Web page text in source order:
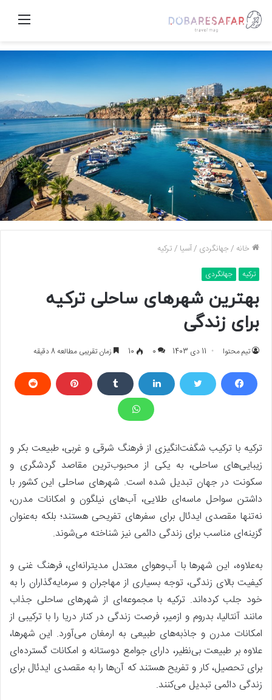
منو
خانه /جهانگردی /آسیا /ترکیه
ترکیه جهانگردی
بهترین شهرهای ساحلی ترکیه
برای زندگی
تیم محتوا 11 دی 1403 0
10 زمان تقریبی مطالعه 8 دقیقه
ترکیه با ترکیب شگفت‌انگیزی از فرهنگ شرقی و غربی، طبیعت بکر و
زیبایی‌های ساحلی، به یکی از محبوب‌ترین مقاصد گردشگری و
سکونت در جهان تبدیل شده است. شهرهای ساحلی این کشور با
داشتن سواحل ماسه‌ای طلایی، آب‌های نیلگون و امکانات مدرن،
نه‌تنها مقصدی ایدئال برای سفرهای تفریحی هستند؛ بلکه به‌عنوان
گزینه‌ای مناسب برای زندگی دائمی نیز شناخته می‌شوند.
به‌علاوه، این شهرها با آب‌وهوای معتدل مدیترانه‌ای، فرهنگ غنی و
کیفیت بالای زندگی، توجه بسیاری از مهاجران و سرمایه‌گذاران را به
خود جلب کرده‌اند. ترکیه با مجموعه‌ای از شهرهای ساحلی جذاب
مانند آنتالیا، بدروم و ازمیر، فرصت زندگی در کنار دریا را با ترکیبی از
امکانات مدرن و جاذبه‌های طبیعی به ارمغان می‌آورد. این شهرها،
علاوه بر طبیعت بی‌نظیر، دارای جوامع دوستانه و امکانات گسترده‌ای
برای تحصیل، کار و تفریح هستند که آن‌ها را به مقصدی ایدئال برای
زندگی دائمی تبدیل می‌کنند.